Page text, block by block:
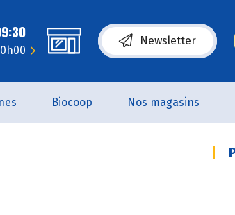
Newsletter
(s’ouvre dans une
Biocoop Nos magasins